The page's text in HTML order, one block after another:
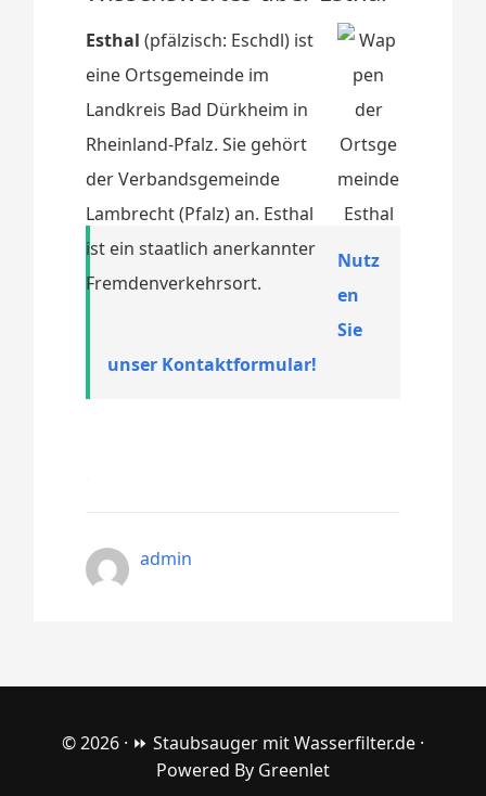
Esthal (pfälzisch: Eschdl) ist
eine Ortsgemeinde im
Landkreis Bad Dürkheim in
Rheinland-Pfalz. Sie gehört
der Verbandsgemeinde
Lambrecht (Pfalz) an. Esthal
ist ein staatlich anerkannter
Fremdenverkehrsort.
Nutz
en
Sie
unser Kontaktformular!
admin
© 2026 · ⏩ Staubsauger mit Wasserfilter.de ·
Powered By Greenlet